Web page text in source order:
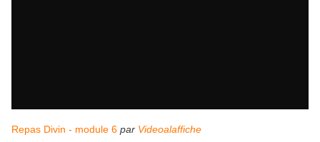
Repas Divin - module 6 par Videoalaffiche